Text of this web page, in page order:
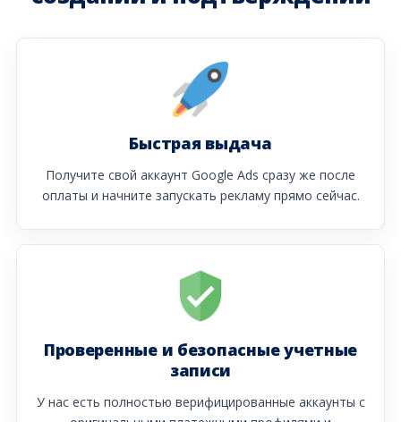
Быстрая выдача
Получите свой аккаунт Google Ads сразу же после
оплаты и начните запускать рекламу прямо сейчас.
Проверенные и безопасные учетные
записи
У нас есть полностью верифицированные аккаунты с